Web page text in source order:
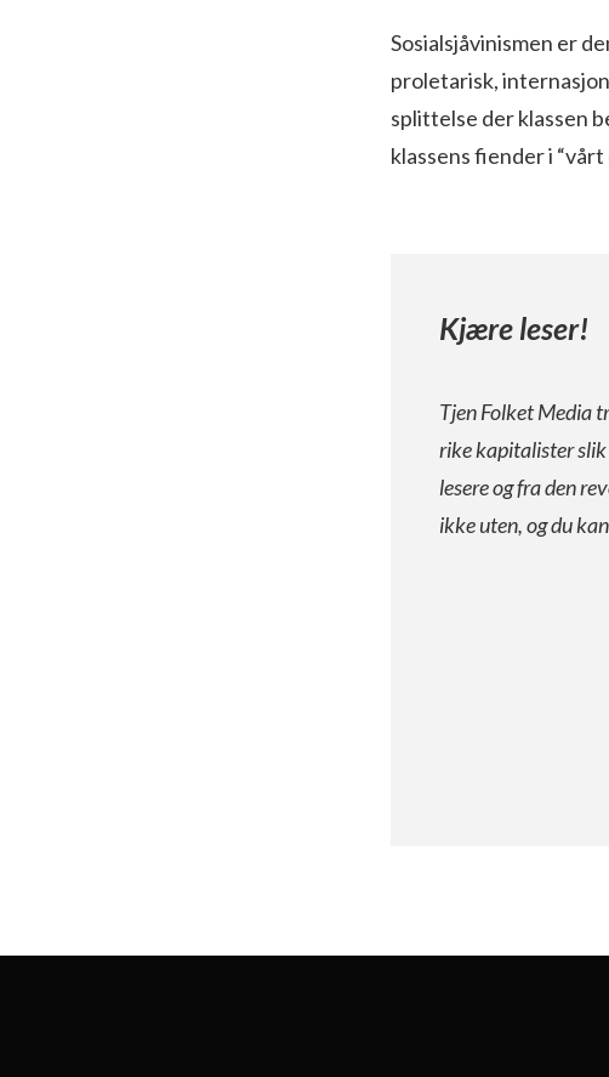
Sosialsjåvinismen er
proletarisk,
splittelse der klassen
klassens fiender i
Kjære leser!
Tjen Folket Media
rike kapitalister
lesere og fra den
ikke uten, og du